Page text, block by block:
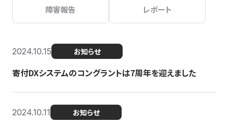
障害報告 レポート
2024.10.15 お知らせ
寄付DXシステムのコングラントは7周年を迎えました
2024.10.11 お知らせ